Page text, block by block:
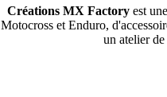
Créations MX Factoryest
Motocross et Enduro,
un atelier